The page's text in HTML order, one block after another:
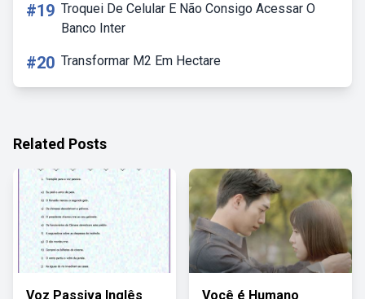
#19 Troquei De Celular E Não Consigo Acessar O
Banco Inter
#20 Transformar M2 Em Hectare
Related Posts
Voz Passiva Inglês Você é Humano